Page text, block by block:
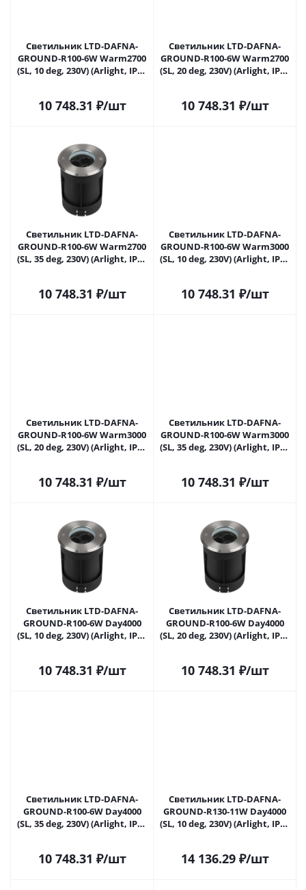
Светильник LTD-DAFNA-
GROUND-R100-6W Warm2700
(SL, 10 deg, 230V) (Arlight, IP67
10 748.31 ₽/шт
Светильник LTD-DAFNA-
GROUND-R100-6W Warm2700
(SL, 20 deg, 230V) (Arlight, IP67
10 748.31 ₽/шт
Светильник LTD-DAFNA-
GROUND-R100-6W Warm2700
(SL, 35 deg, 230V) (Arlight, IP67
10 748.31 ₽/шт
Светильник LTD-DAFNA-
GROUND-R100-6W Warm3000
(SL, 10 deg, 230V) (Arlight, IP67
10 748.31 ₽/шт
Светильник LTD-DAFNA-
GROUND-R100-6W Warm3000
(SL, 20 deg, 230V) (Arlight, IP67
10 748.31 ₽/шт
Светильник LTD-DAFNA-
GROUND-R100-6W Warm3000
(SL, 35 deg, 230V) (Arlight, IP67
10 748.31 ₽/шт
Светильник LTD-DAFNA-
GROUND-R100-6W Day4000
(SL, 10 deg, 230V) (Arlight, IP67
10 748.31 ₽/шт
Светильник LTD-DAFNA-
GROUND-R100-6W Day4000
(SL, 20 deg, 230V) (Arlight, IP67
10 748.31 ₽/шт
Светильник LTD-DAFNA-
GROUND-R100-6W Day4000
(SL, 35 deg, 230V) (Arlight, IP67
10 748.31 ₽/шт
Светильник LTD-DAFNA-
GROUND-R130-11W Day4000
(SL, 10 deg, 230V) (Arlight, IP67
14 136.29₽/шт